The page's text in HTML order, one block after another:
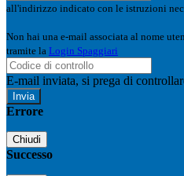
all'indirizzo indicato con le istruzioni
Non hai una e-mail associata al nome
tramite la Login Spaggiari
E-mail inviata, si prega di
Errore
Chiudi
Successo